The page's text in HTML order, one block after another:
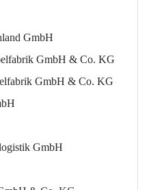
GmbH
GmbH & Co. KG
GmbH & Co. KG
GmbH